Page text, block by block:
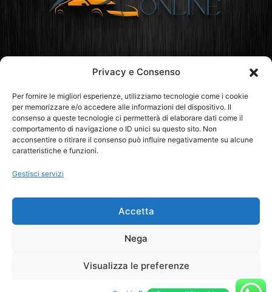
Privacy e Consenso
Per fornire le migliori esperienze, utilizziamo tecnologie come i cookie
per memorizzare e/o accedere alle informazioni del dispositivo. Il
consenso a queste tecnologie ci permetterà di elaborare dati come il
comportamento di navigazione o ID unici su questo sito. Non
acconsentire o ritirare il consenso può influire negativamente su alcune
caratteristiche e funzioni.
Gestisci servizi
Accetta
Nega
Visualizza le preferenze
Rinnovo Patente Online
ABRUZZO
LOMBARDIA MARCHE
VALLE D’AOSTA
VENETO